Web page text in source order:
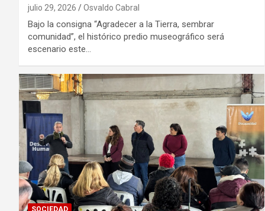
julio 29, 2026 Osvaldo Cabral
Bajo la consigna “Agradecer a la Tierra, sembrar
comunidad”, el histórico predio museográfico será
escenario este…
SOCIEDAD